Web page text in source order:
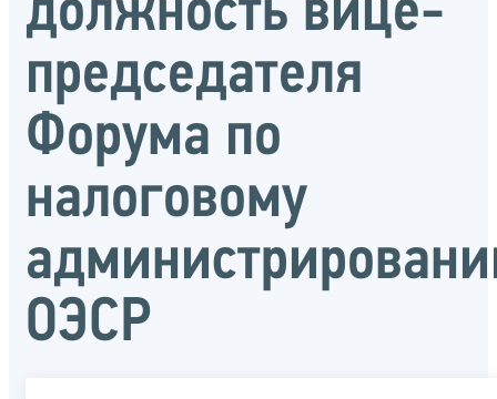
должность вице-
председателя
Форума по
налоговому
ОЭСР